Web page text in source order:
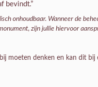
bevindt.”
onhoudbaar. Wanneer de
zijn jullie hiervoor
moeten denken en kan dit bij